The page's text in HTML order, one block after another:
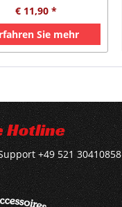
€ 11,90 *
Sie mehr
Hotline
+49 521 30410858